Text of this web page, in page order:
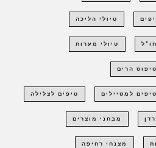
טיולי הליכה
טיולי מערות
טיפוס הרים
טיפים למטיילים טיפים לצלילה
מבחני מוצרים
מצנחי רחיפה